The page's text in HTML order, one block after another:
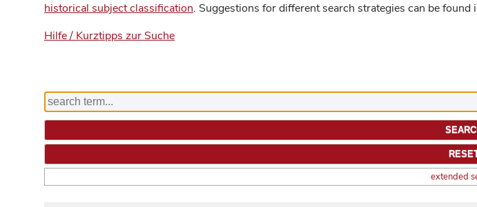
historical subject classification. Suggestions for different search strategies can be found
Hilfe / Kurztipps zur Suche
extended